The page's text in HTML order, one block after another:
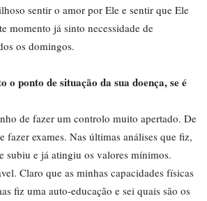
sentir o amor por Ele e sentir que Ele
momento já sinto necessidade de
os domingos.
o ponto de situação da sua doença, se é
de fazer um controlo muito apertado. De
fazer exames. Nas últimas análises que fiz,
subiu e já atingiu os valores mínimos.
Claro que as minhas capacidades físicas
fiz uma auto-educação e sei quais são os